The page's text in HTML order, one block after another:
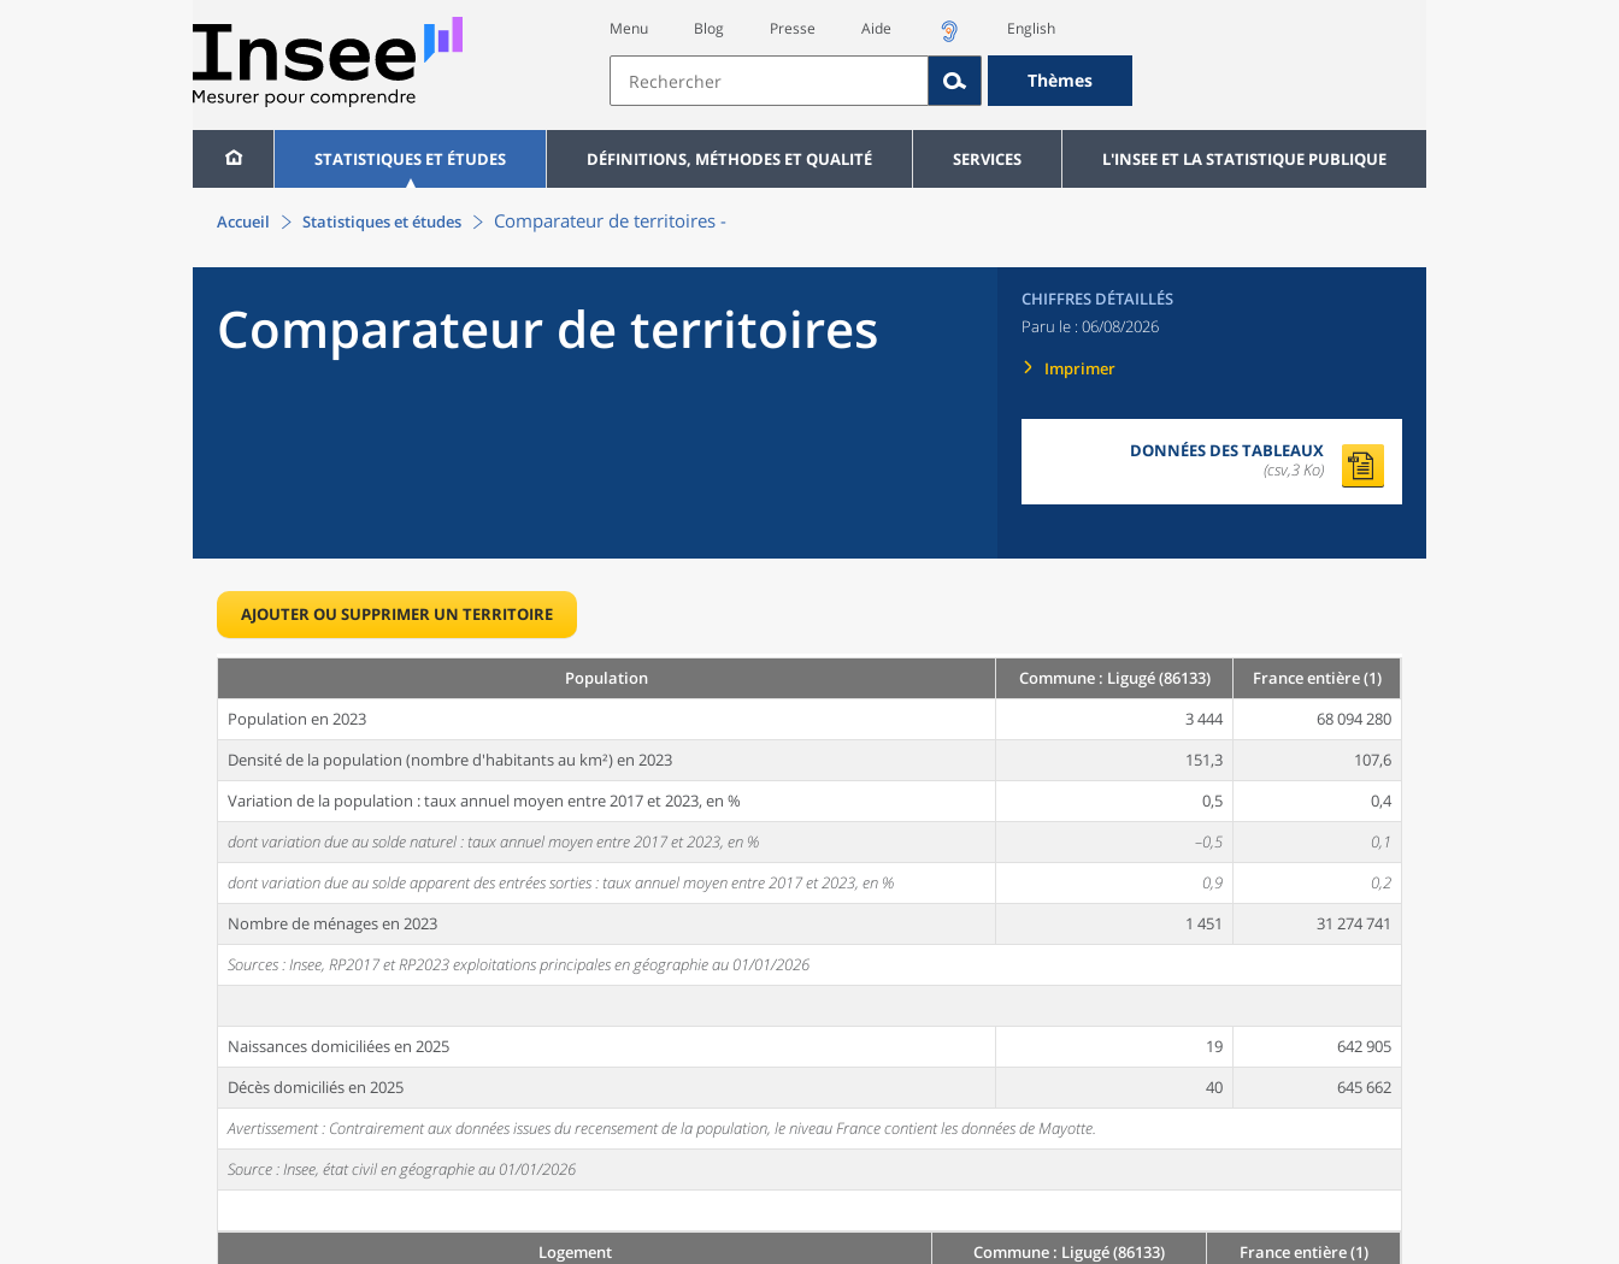
Menu Blog Presse Aide English
Thèmes
STATISTIQUES ET ÉTUDES DÉFINITIONS, MÉTHODES ET QUALITÉ SERVICES L'INSEE ET LA STATISTIQUE PUBLIQUE
Accueil Statistiques et études Comparateur de territoires -
Comparateur de territoires
CHIFFRES DÉTAILLÉS
Paru le : 06/08/2026
Imprimer
DONNÉES DES TABLEAUX
(csv,3 Ko)
AJOUTER OU SUPPRIMER UN TERRITOIRE
Population Commune : Ligugé (86133)
France entière (1)
Population en 2023
3 444
68 094 280
Densité de la population (nombre d'habitants au km²) en 2023
151,3
107,6
Variation de la population : taux annuel moyen entre 2017 et 2023, en %
0,5
0,4
dont variation due au solde naturel : taux annuel moyen entre 2017 et 2023, en %
–0,5
0,1
dont variation due au solde apparent des entrées sorties : taux annuel moyen entre 2017 et 2023, en %
0,9
0,2
Nombre de ménages en 2023
1 451
31 274 741
Sources : Insee, RP2017 et RP2023 exploitations principales en géographie au 01/01/2026
Naissances domiciliées en 2025 19
642 905
Décès domiciliés en 2025
40
645 662
Avertissement : Contrairement aux données issues du recensement de la population, le niveau France contient les données de Mayotte.
Source : Insee, état civil en géographie au 01/01/2026
Logement Commune : Ligugé (86133)
France entière (1)